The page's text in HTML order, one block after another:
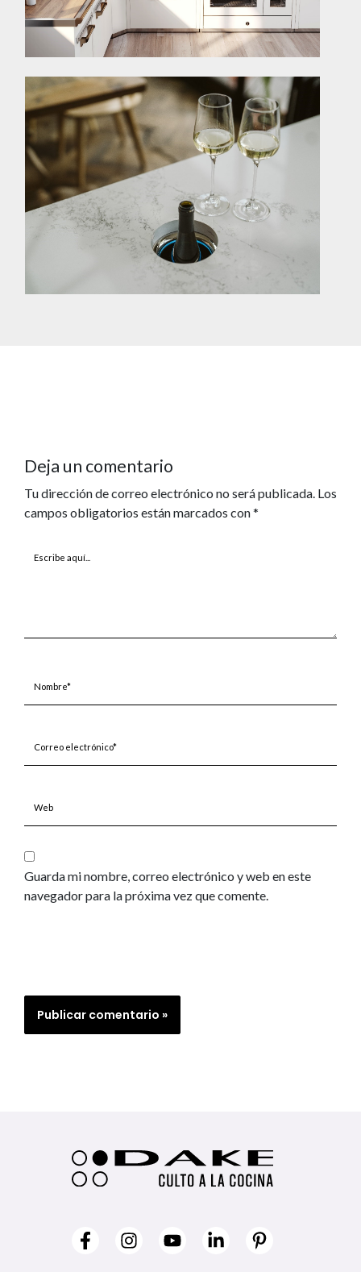
Deja un comentario
Tu dirección de correo electrónico no será publicada. Los
campos obligatorios están marcados con*
Escribe
electrónico*
Guarda mi nombre, correo electrónico y web en este
navegador para la próxima vez que comente.